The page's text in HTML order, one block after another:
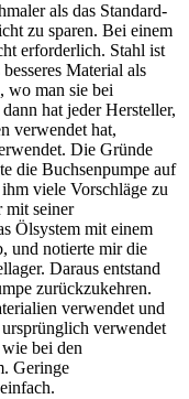
als das Standard-
zu sparen. Bei einem
erforderlich. Stahl ist
Material als
wo man sie bei
hat jeder Hersteller,
verwendet hat,
Die Gründe
die Buchsenpumpe auf
viele Vorschläge zu
mit seiner
Ölsystem mit einem
und notierte mir die
Daraus entstand
zurückzukehren.
verwendet und
verwendet
bei den
Geringe